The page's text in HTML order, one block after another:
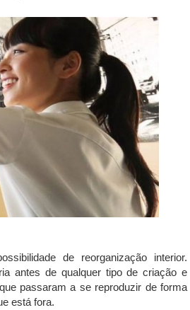
de reorganização interior.
antes de qualquer tipo de criação e
passaram a se reproduzir de forma
está fora.